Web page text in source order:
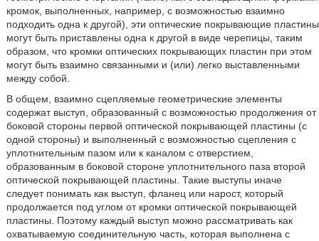
кромок, выполненных, например, с возможностью взаимно
подходить одна к другой), эти оптические покрывающие пластины
могут быть приставлены одна к другой в виде черепицы, таким
образом, что кромки оптических покрывающих пластин при этом
могут быть взаимно связанными и (или) легко выставленными
между собой.
В общем, взаимно сцепляемые геометрические элементы
содержат выступ, образованный с возможностью продолжения от
боковой стороны первой оптической покрывающей пластины (с
одной стороны) и выполненный с возможностью сцепления с
уплотнительным пазом или к каналом с отверстием,
образованным в боковой стороне уплотнительного паза второй
оптической покрывающей пластины. Такие выступы иначе
следует понимать как выступ, фланец или нарост, который
продолжается под углом от кромки оптической покрывающей
пластины. Поэтому каждый выступ можно рассматривать как
охватываемую соединительную часть, которая выполнена с